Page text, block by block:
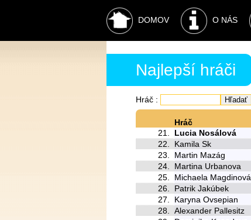
DOMOV O NÁS
Najlepší hráči
Hráč :
Hráč
21.
Lucia Nosálová
22.
Kamila Sk
23.
Martin Mazág
24.
Martina Urbanova
25.
Michaela Magdinová
26.
Patrik Jakúbek
27.
Karyna Ovsepian
28.
Alexander Pallesitz